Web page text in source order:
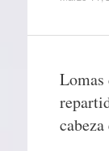
Lomas